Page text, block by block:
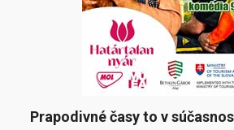
Prapodivné časy to v